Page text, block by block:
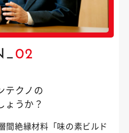
02
テクノの
ょうか？
間絶縁材料「味の素ビルド